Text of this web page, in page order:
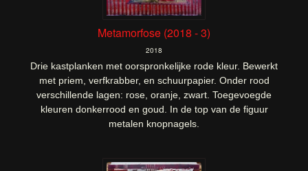
Metamorfose (2018 - 3)
2018
Drie kastplanken met oorspronkelijke rode kleur. Bewerkt
met priem, verfkrabber, en schuurpapier. Onder rood
verschillende lagen: rose, oranje, zwart. Toegevoegde
kleuren donkerrood en goud. In de top van de figuur
metalen knopnagels.